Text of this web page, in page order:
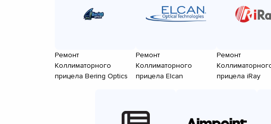
Ремонт
Коллиматорного
прицела Bering Optics
Ремонт
Коллиматорного
прицела Elcan
Ремонт
прицела iRay